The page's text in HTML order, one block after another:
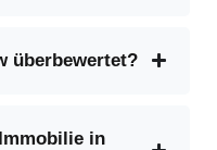
überbewertet?
in